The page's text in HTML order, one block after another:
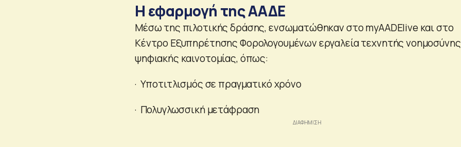
Η εφαρμογή της ΑΑΔΕ
Μέσω της πιλοτικής δράσης, ενσωματώθηκαν στο myAADElive και στο
Κέντρο Εξυπηρέτησης Φορολογουμένων εργαλεία τεχνητής νοημοσύνης
ψηφιακής καινοτομίας, όπως:
· Υποτιτλισμός σε πραγματικό χρόνο
· Πολυγλωσσική μετάφραση